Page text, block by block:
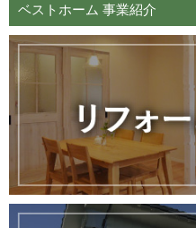
ベストホーム 事業紹介